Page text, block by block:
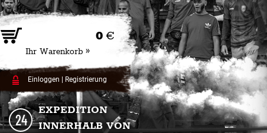
0 €
Ihr Warenkorb »
Einloggen Registrierung
EXPEDITION
INNERHALB VON